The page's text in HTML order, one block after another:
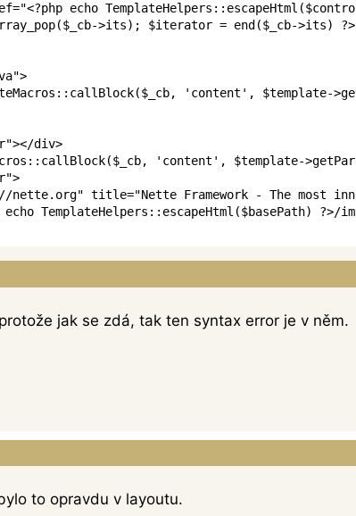
="<?php echo
>its); $iterator = end($_cb->its) ?>
">
'content', $template-
"></div>
'content', $template-
">
nette.org" title="Nette Framework - The most
echo TemplateHelpers::escapeHtml($basePath) ?>/
jak se zdá, tak ten syntax error je v něm.
to opravdu v layoutu.